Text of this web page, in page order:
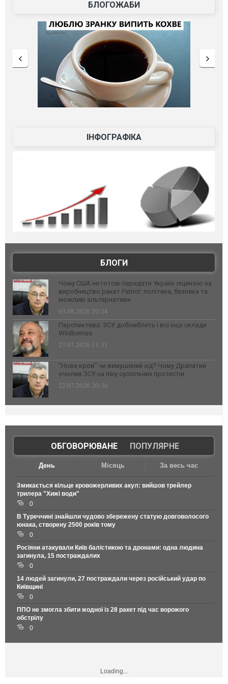
БЛОГОЖАБИ
ІНФОГРАФІКА
БЛОГИ
Чому США не готові передати Україні ліцензію на
виробництво ракет Patriot: політика, безпека та
можливі альтернативи
03.08.2026 20:24
Перспектива: ЗСУ добомблять і всі інші склади
Wildberries
23.07.2026 11:31
“Нова кров” чи вимушений хід? Чому Драпатий
очолив ЗСУ на піку суспільних протестів
22.07.2026 20:36
ОБГОВОРЮВАНЕ| ПОПУЛЯРНЕ
День Місяць За весь час
Змикається кільце кровожерливих акул: вийшов трейлер
трилера "Хижі води"
0
В Туреччині знайшли чудово збережену статую довговолосого
юнака, створену 2500 років тому
0
Росіяни атакували Київ балістикою та дронами: одна людина
загинула, 15 постраждалих
0
14 людей загинули, 27 постраждали через російський удар по
Київщині
0
ППО не змогла збити жодної із 28 ракет під час ворожого
обстрілу
0
Loading...